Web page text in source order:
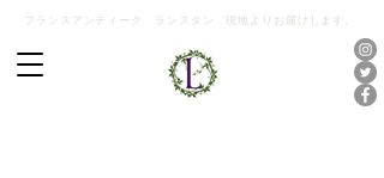
フランスアンティーク ランスタン 現地よりお届けします。